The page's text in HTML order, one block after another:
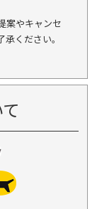
案やキャンセ
ください。